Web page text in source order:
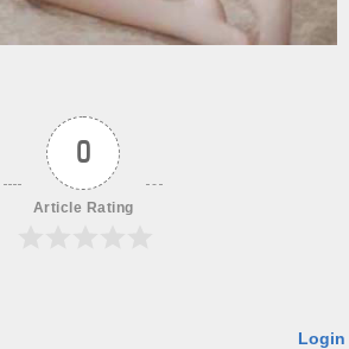
0
Article Rating
Login